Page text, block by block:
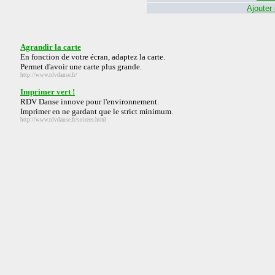
Ajouter
Agrandir la carte
En fonction de votre écran, adaptez la carte.
Permet d'avoir une carte plus grande.
http://www.rdvdanse.fr/
Imprimer vert !
RDV Danse innove pour l'environnement.
Imprimer en ne gardant que le strict minimum.
http://www.rdvdanse.fr/soirees.html